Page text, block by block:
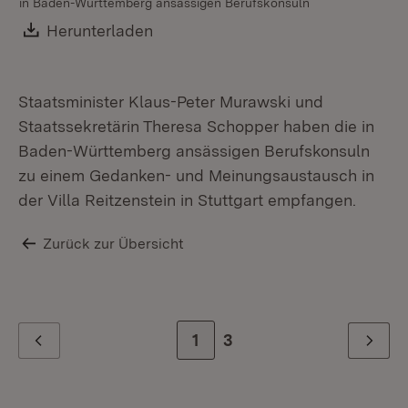
Download:
Herunterladen
Staatsminister Klaus-Peter Murawski und
Staatssekretärin Theresa Schopper haben die in
Baden-Württemberg ansässigen Berufskonsuln
zu einem Gedanken- und Meinungsaustausch in
der Villa Reitzenstein in Stuttgart empfangen.
Zurück zur Übersicht
Zur Seite
1 Zur letzten Seite
3 Weiter